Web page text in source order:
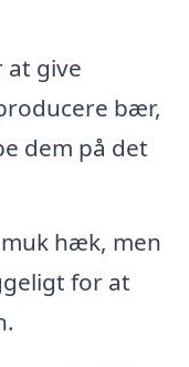
at give
bær,
dem på det
hæk, men
for at